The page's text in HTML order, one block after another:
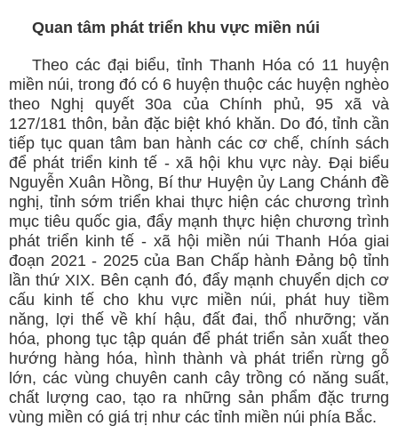
Quan tâm phát triển khu vực miền núi
Theo các đại biểu, tỉnh Thanh Hóa có 11 huyện
miền núi, trong đó có 6 huyện thuộc các huyện nghèo
theo Nghị quyết 30a của Chính phủ, 95 xã và
127/181 thôn, bản đặc biệt khó khăn. Do đó, tỉnh cần
tiếp tục quan tâm ban hành các cơ chế, chính sách
để phát triển kinh tế - xã hội khu vực này. Đại biểu
Nguyễn Xuân Hồng, Bí thư Huyện ủy Lang Chánh đề
nghị, tỉnh sớm triển khai thực hiện các chương trình
mục tiêu quốc gia, đẩy mạnh thực hiện chương trình
phát triển kinh tế - xã hội miền núi Thanh Hóa giai
đoạn 2021 - 2025 của Ban Chấp hành Đảng bộ tỉnh
lần thứ XIX. Bên cạnh đó, đẩy mạnh chuyển dịch cơ
cấu kinh tế cho khu vực miền núi, phát huy tiềm
năng, lợi thế về khí hậu, đất đai, thổ nhưỡng; văn
hóa, phong tục tập quán để phát triển sản xuất theo
hướng hàng hóa, hình thành và phát triển rừng gỗ
lớn, các vùng chuyên canh cây trồng có năng suất,
chất lượng cao, tạo ra những sản phẩm đặc trưng
vùng miền có giá trị như các tỉnh miền núi phía Bắc.